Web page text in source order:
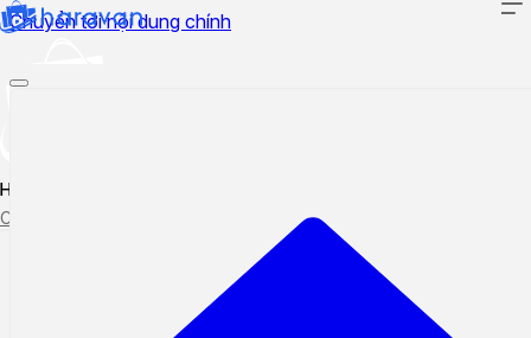
Chuyển tới nội dung chính
Hướng dẫn sử dụng
Cập nhật tính năng mới
Theo dõi ticket